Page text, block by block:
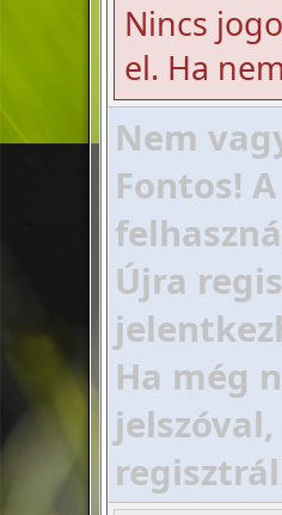
Nincs
el. Ha
Nem
Fontos!
Újra
Ha még